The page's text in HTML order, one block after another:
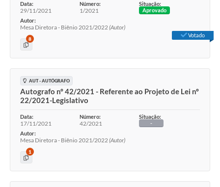
Data:
29/11/2021
Número:
1/2021
Situação:
Aprovado
Autor:
Mesa Diretora - Biênio 2021/2022(Autor)
8
Votado
AUT - AUTÓGRAFO
Autografo nº 42/2021 - Referente ao Projeto de Lei nº
22/2021-Legislativo
Data:
17/11/2021
Número:
42/2021
Situação:
-
Autor:
Mesa Diretora - Biênio 2021/2022(Autor)
1